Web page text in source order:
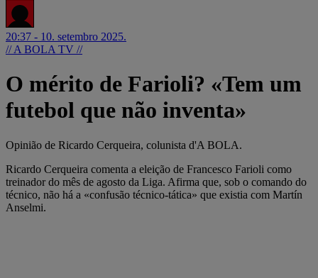
20:37 - 10. setembro 2025.
// A BOLA TV //
O mérito de Farioli? «Tem um
futebol que não inventa»
Opinião de Ricardo Cerqueira, colunista d'A BOLA.
Ricardo Cerqueira comenta a eleição de Francesco Farioli como
treinador do mês de agosto da Liga. Afirma que, sob o comando do
técnico, não há a «confusão técnico-tática» que existia com Martín
Anselmi.